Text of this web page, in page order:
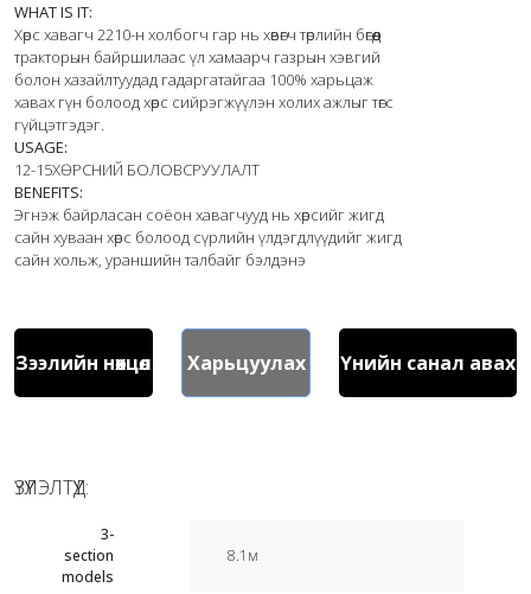
WHAT IS IT:
Хөрс хавагч 2210-н холбогч гар нь хөвөгч төрлийн бөгөөд
тракторын байршилаас үл хамаарч газрын хэвгий
болон хазайлтуудад гадаргатайгаа 100% харьцаж
хавах гүн болоод хөрс сийрэгжүүлэн холих ажлыг төгс
USAGE:
BENEFITS:
Эгнэж байрласан соёон хавагчууд нь хөрсийг жигд
сайн хуваан хөрс болоод сүрлийн үлдэгдлүүдийг жигд
сайн хольж, ураншийн талбайг бэлдэнэ
Зээлийн нөхцөл Харьцуулах Үнийн санал авах
ҮЗҮҮЛЭЛТҮҮД:
3-
section
models
8.1м